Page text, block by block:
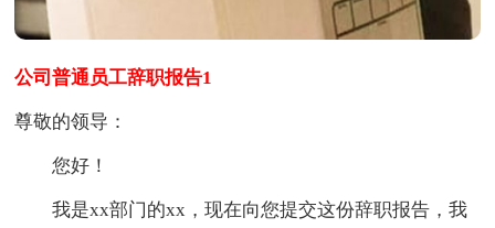
公司普通员工辞职报告1
尊敬的领导：
您好！
我是xx部门的xx，现在向您提交这份辞职报告，我